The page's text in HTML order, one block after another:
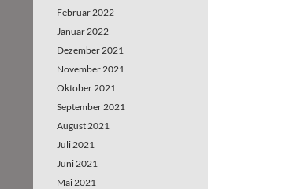
Februar 2022
Januar 2022
Dezember 2021
November 2021
Oktober 2021
September 2021
August 2021
Juli 2021
Juni 2021
Mai 2021